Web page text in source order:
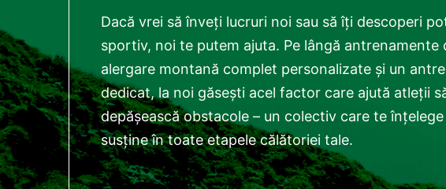
Dacă vrei să înveți lucruri noi sau să îți descoperi
sportiv, noi te putem ajuta. Pe lângă antrenamente
alergare montană complet personalizate și un
dedicat, la noi găsești acel factor care ajută atleții
depășească obstacole – un colectiv care te
susține în toate etapele călătoriei tale.